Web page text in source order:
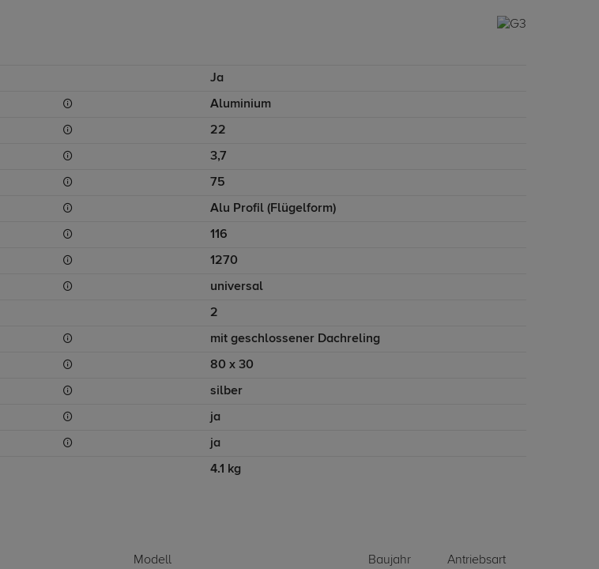
Ja
Aluminium
22
3,7
75
Alu Profil (Flügelform)
116
1270
universal
2
mit geschlossener Dachreling
80 x 30
silber
ja
ja
4.1 kg
Modell Baujahr
Antriebsart